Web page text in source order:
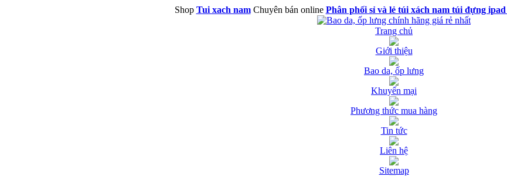
Shop Tui xach namChuyên bán online Phân phối sỉ và lẻ túi xách nam túi đựng
Trang chủ
Giới thiệu
Bao da, ốp lưng
Khuyến mại
Phương thức mua hàng
Tin tức
Liên hệ
Sitemap